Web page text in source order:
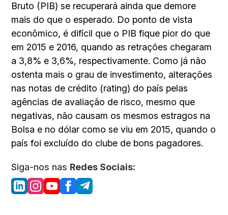
Bruto (PIB) se recuperará ainda que demore
mais do que o esperado. Do ponto de vista
econômico, é difícil que o PIB fique pior do que
em 2015 e 2016, quando as retrações chegaram
a 3,8% e 3,6%, respectivamente. Como já não
ostenta mais o grau de investimento, alterações
nas notas de crédito (rating) do país pelas
agências de avaliação de risco, mesmo que
negativas, não causam os mesmos estragos na
Bolsa e no dólar como se viu em 2015, quando o
país foi excluído do clube de bons pagadores.
Siga-nos nas Redes Sociais: